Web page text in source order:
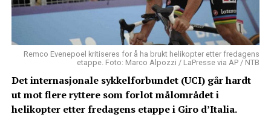
Remco Evenepoel kritiseres for å ha brukt helikopter etter fredagens
etappe. Foto: Marco Alpozzi / LaPresse via AP / NTB
Det internasjonale sykkelforbundet (UCI) går hardt
ut mot flere ryttere som forlot målområdet i
helikopter etter fredagens etappe i Giro d’Italia.